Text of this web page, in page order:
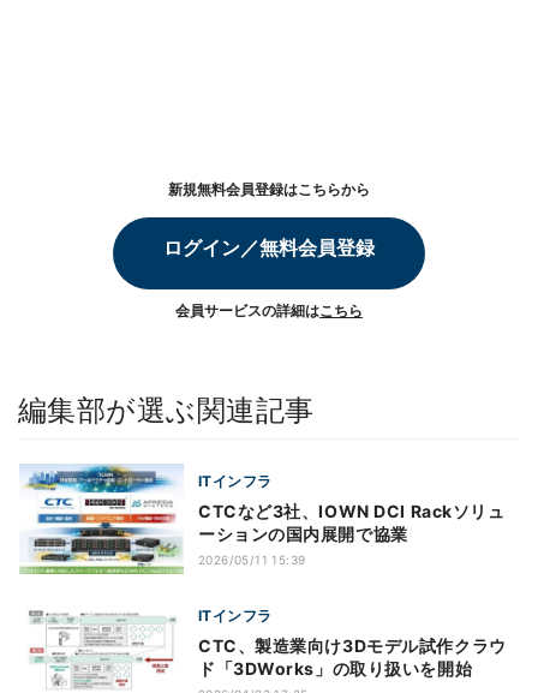
新規無料会員登録はこちらから
ログイン／無料会員登録
会員サービスの詳細はこちら
編集部が選ぶ関連記事
ITインフラ
CTCなど3社、IOWN DCI Rackソリュ
ーションの国内展開で協業
2026/05/11 15:39
ITインフラ
CTC、製造業向け3Dモデル試作クラウ
ド「3DWorks」の取り扱いを開始